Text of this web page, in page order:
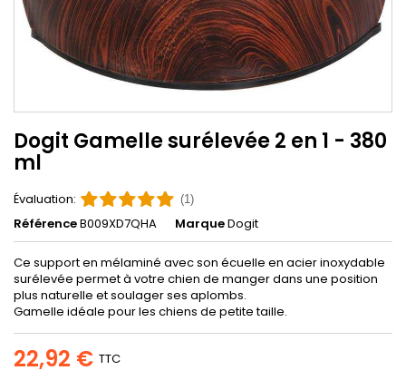
Dogit Gamelle surélevée 2 en 1 - 380
ml
Évaluation: (1)
RéférenceB009XD7QHA MarqueDogit
Ce support en mélaminé avec son écuelle en acier inoxydable
surélevée permet à votre chien de manger dans une position
plus naturelle et soulager ses aplombs.
Gamelle idéale pour les chiens de petite taille.
22,92 € TTC